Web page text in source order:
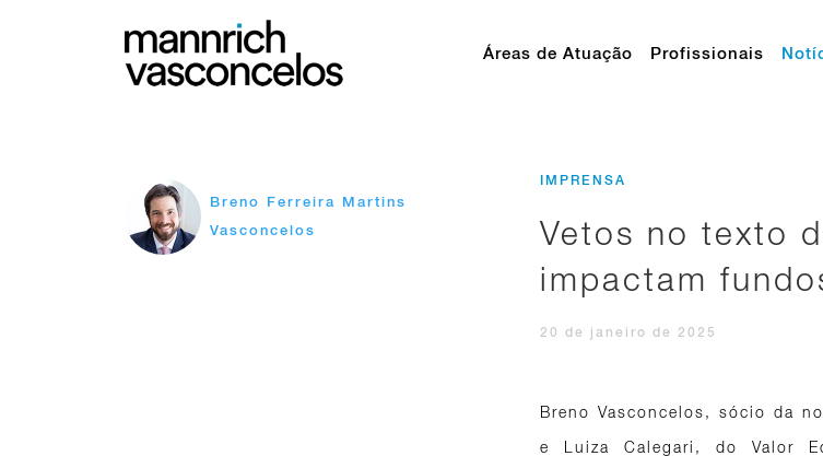
Áreas de Atuação Profissionais
Breno Ferreira Martins
Vasconcelos
IMPRENSA
Vetos no texto
impactam
20 de janeiro de 2025
Breno Vasconcelos, sócio da
e Luiza Calegari, do Valor